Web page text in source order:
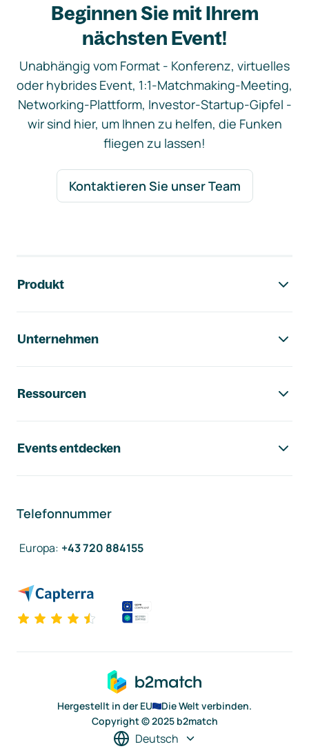
Beginnen Sie mit Ihrem
nächsten Event!
Unabhängig vom Format - Konferenz, virtuelles
oder hybrides Event, 1:1-Matchmaking-Meeting,
Networking-Plattform, Investor-Startup-Gipfel -
wir sind hier, um Ihnen zu helfen, die Funken
fliegen zu lassen!
Kontaktieren Sie unser Team
Produkt
Unternehmen
Ressourcen
Events entdecken
Telefonnummer
Europa: +43 720 884155
Hergestellt in der EU
Die Welt verbinden.
Copyright © 2025 b2match
Deutsch